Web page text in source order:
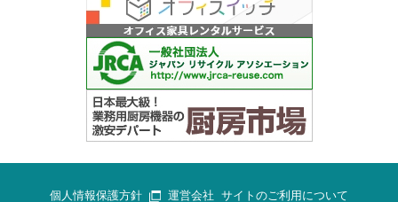
個人情報保護方針 運営会社 サイトのご利用について